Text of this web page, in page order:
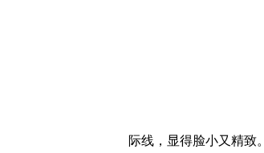
际线，显得脸小又精致。